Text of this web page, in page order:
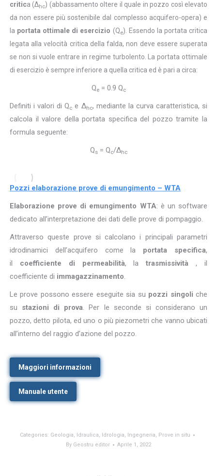
critica (Δhc) (abbassamento oltere il quale in pozzo così elevato
da non essere più sostenibile dal complesso acquifero-opera) e
la portata ottimale di esercizio (Qe). Essendo la portata critica
legata alla velocità critica della falda, non deve essere superata
se non si vuole entrare in regime turbolento. La portata ottimale
di esercizio è sempre inferiore a quella critica ed è pari a circa:
Qe= 0.9 Qc
Definiti i valori di Qc e Δhc, mediante la curva caratteristica, si
calcola il valore della portata specifica del pozzo tramite la
formula seguente:
Qs= Qc/Δhc
Pozzi elaborazione prove di emungimento – WTA
Elaborazione prove di emungimento WTA: è un software
dedicato all’interpretazione dei dati delle prove di pompaggio.
Attraverso queste prove si calcolano i principali parametri
idrodinamici dell’acquifero come la portata specifica,
il coefficiente di permeabilità, latrasmissività , il
coefficiente di immagazzinamento.
Le prove possono essere eseguite sia su pozzi singoliche
su stazioni di prova. Per le seconde si considerano un
pozzo, detto pilota, ed uno o più piezometri che vanno ubicati
all’interno del raggio d’azione del pozzo.
Maggiori informazioni
Manuale utente
Categories: Geologia, Idraulica, Idrologia, Ingegneria, Prove in situ
By Geostru editor Aprile 1, 2022